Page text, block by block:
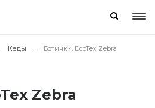
Кеды Ботинки, EcoTex Zebra
Zebra